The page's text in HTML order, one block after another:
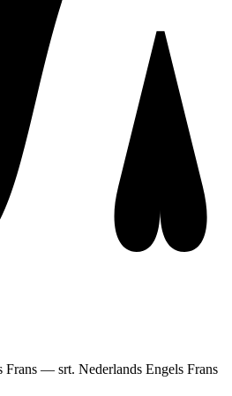
Frans — srt. Nederlands Engels Frans